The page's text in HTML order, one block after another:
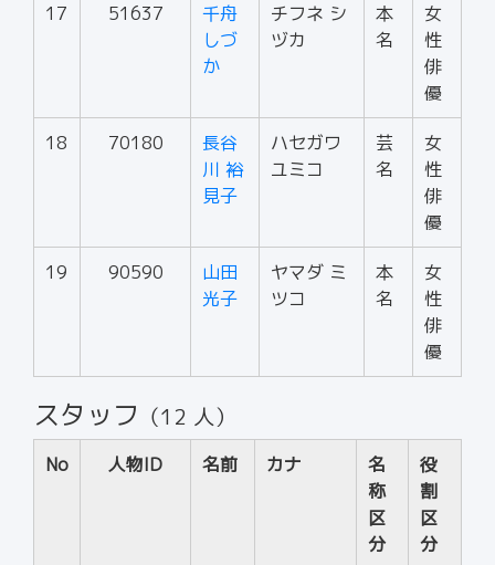
17 51637
千舟
しづ
か
チフネ シ
ヅカ
本
名
女
性
俳
優
18 70180
長谷
川 裕
見子
ハセガワ
ユミコ
芸
名
女
性
俳
優
19 90590
山田
光子
ヤマダ ミ
ツコ
本
名
女
性
俳
優
スタッフ （12 人）
No 人物ID 名前 カナ
名
称
区
分
役
割
区
分